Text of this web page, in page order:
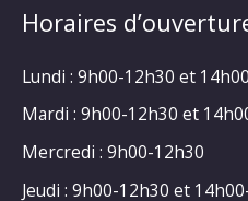
Horaires
Lundi : 9h00-12h30 et
Mardi : 9h00-12h30 et
Mercredi : 9h00-12h30
Jeudi : 9h00-12h30 et